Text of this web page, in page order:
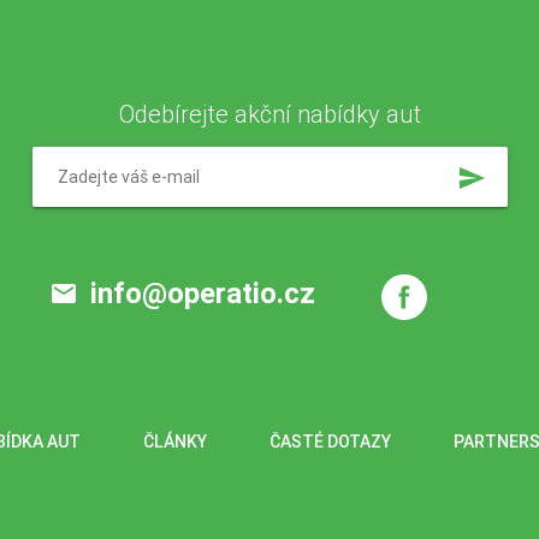
Odebírejte akční nabídky aut
send
email info@operatio.cz
AUT ČLÁNKY ČASTÉ DOTAZY